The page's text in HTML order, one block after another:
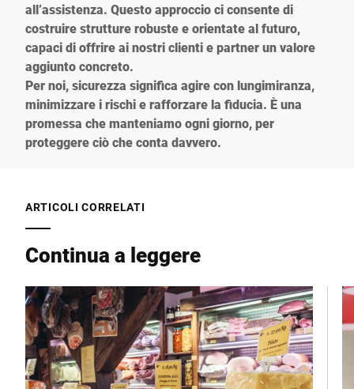
all’assistenza. Questo approccio ci consente di
costruire strutture robuste e orientate al futuro,
capaci di offrire ai nostri clienti e partner un valore
aggiunto concreto.
Per noi, sicurezza significa agire con lungimiranza,
minimizzare i rischi e rafforzare la fiducia. È una
promessa che manteniamo ogni giorno, per
proteggere ciò che conta davvero.
ARTICOLI CORRELATI
Continua a leggere